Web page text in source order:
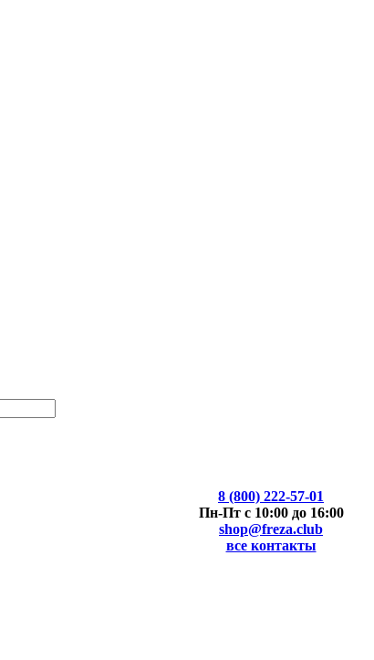
8 (800) 222-57-01
Пн-Пт с 10:00 до 16:00
shop@freza.club
все контакты